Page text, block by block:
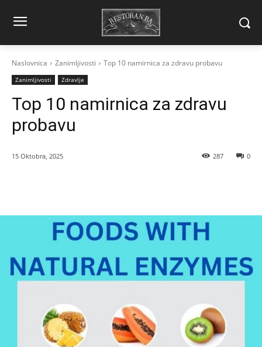
Naslovnica Zanimljivosti Top 10 namirnica za zdravu probavu
Zanimljivosti Zdravlje
Top 10 namirnica za zdravu
probavu
15 Oktobra, 2025 0
287